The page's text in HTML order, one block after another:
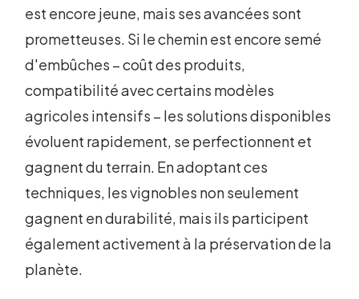
est encore jeune, mais ses avancées sont
prometteuses. Si le chemin est encore semé
d'embûches – coût des produits,
compatibilité avec certains modèles
agricoles intensifs – les solutions disponibles
évoluent rapidement, se perfectionnent et
gagnent du terrain. En adoptant ces
techniques, les vignobles non seulement
gagnent en durabilité, mais ils participent
également activement à la préservation de la
planète.